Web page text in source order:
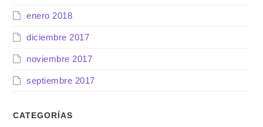
enero 2018
diciembre 2017
noviembre 2017
septiembre 2017
CATEGORÍAS